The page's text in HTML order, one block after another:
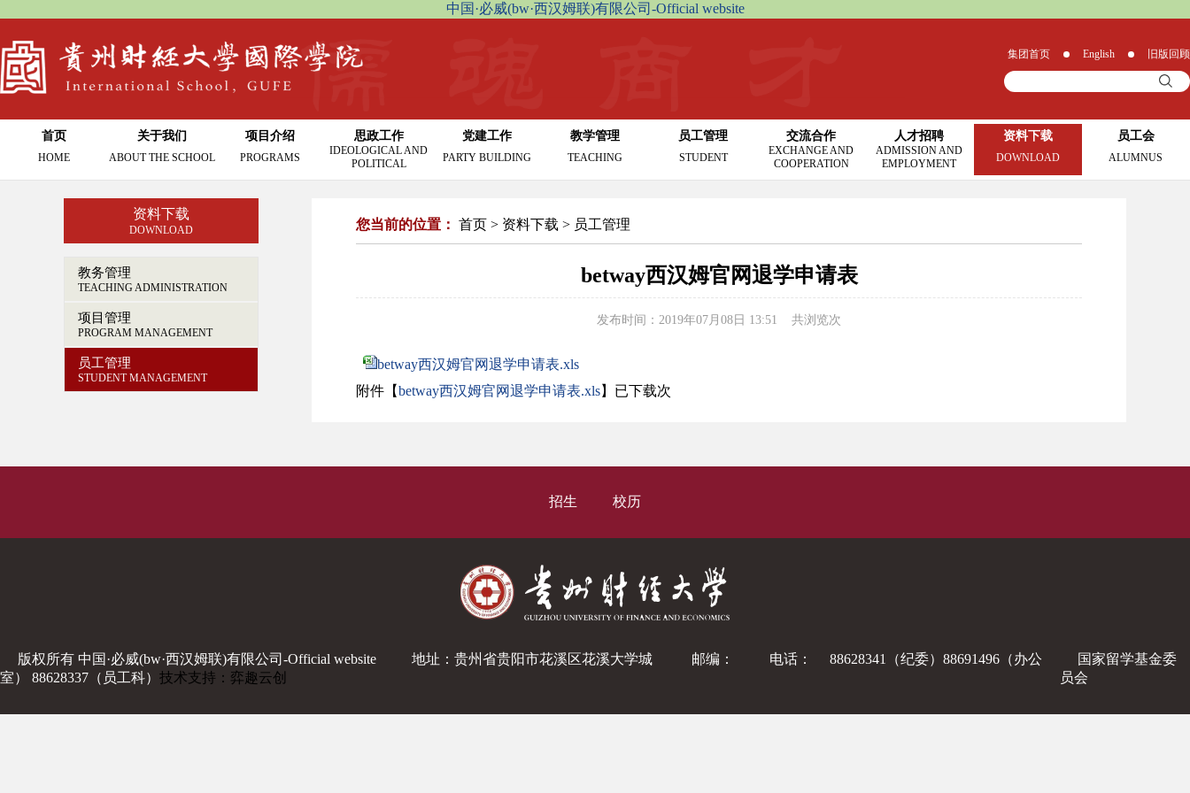
中国·必威(bw·西汉姆联)有限公司-Official website
集团首页 English 旧版回顾
首页
HOME
关于我们
ABOUT THE SCHOOL
项目介绍
PROGRAMS
思政工作
IDEOLOGICAL AND
POLITICAL
党建工作
PARTY BUILDING
教学管理
TEACHING
员工管理
STUDENT
交流合作
EXCHANGE AND
COOPERATION
人才招聘
ADMISSION AND
EMPLOYMENT
资料下载
DOWNLOAD
员工会
ALUMNUS
资料下载
DOWNLOAD
教务管理
TEACHING ADMINISTRATION
项目管理
PROGRAM MANAGEMENT
员工管理
STUDENT MANAGEMENT
您当前的位置： 首页 > 资料下载 > 员工管理
betway西汉姆官网退学申请表
发布时间：2019年07月08日 13:51 共浏览次
betway西汉姆官网退学申请表.xls
附件【betway西汉姆官网退学申请表.xls】已下载次
招生 校历
版权所有 中国·必威(bw·西汉姆联)有限公司-Official website 地址：贵州省贵阳市花溪区花溪大学城 邮编： 电话：
88628341（纪委）88691496（办公
室） 88628337（员工科） 技术支持：弈趣云创
国家留学基金委
员会